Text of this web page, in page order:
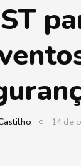
14 de